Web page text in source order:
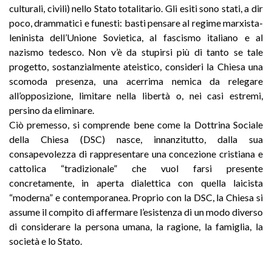
culturali, civili) nello Stato totalitario. Gli esiti sono stati, a dir
poco, drammatici e funesti: basti pensare al regime marxista-
leninista dell’Unione Sovietica, al fascismo italiano e al
nazismo tedesco. Non v’è da stupirsi più di tanto se tale
progetto, sostanzialmente ateistico, consideri la Chiesa una
scomoda presenza, una acerrima nemica da relegare
all’opposizione, limitare nella libertà o, nei casi estremi,
persino da eliminare.
Ciò premesso, si comprende bene come la Dottrina Sociale
della Chiesa (DSC) nasce, innanzitutto, dalla sua
consapevolezza di rappresentare una concezione cristiana e
cattolica “tradizionale” che vuol farsi presente
concretamente, in aperta dialettica con quella laicista
“moderna” e contemporanea. Proprio con la DSC, la Chiesa si
assume il compito di affermare l’esistenza di un modo diverso
di considerare la persona umana, la ragione, la famiglia, la
società e lo Stato.